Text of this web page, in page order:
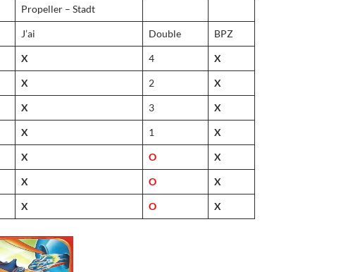
Propeller – Stadt
J’ai Double BPZ
X 4 X
X 2 X
X 3 X
X 1 X
X O X
X O X
X O X